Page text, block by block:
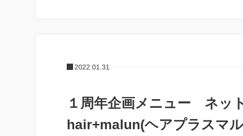
2022.01.31
１周年企画メニュー ネッ
hair+malun(ヘアプラスマ